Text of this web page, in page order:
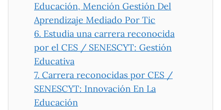
Educación, Mención Gestión Del
Aprendizaje Mediado Por Tic
6. Estudia una carrera reconocida
por el CES / SENESCYT: Gestión
Educativa
7. Carrera reconocidas por CES /
SENESCYT: Innovación En La
Educación